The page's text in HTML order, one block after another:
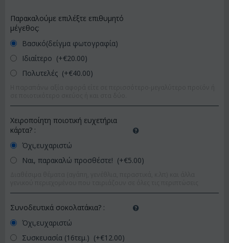
Παρακαλούμε επιλέξτε επιθυμητό
μέγεθος:
Βασικό(δείγμα φωτογραφία)
Ιδιαίτερο (+€20.00)
Πολυτελές (+€40.00)
Χειροποίητη ποιοτική ευχετήρια
κάρτα? :
Όχι,ευχαριστώ
Ναι, παρακαλώ προσθέστε! (+€5.00)
Συνοδευτικά σοκολατάκια? :
Όχι,ευχαριστώ
Συσκευασία (16τεμ.) (+€12.00)